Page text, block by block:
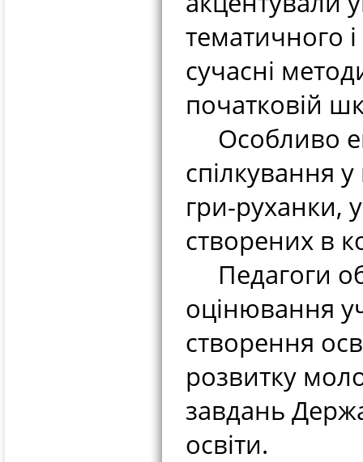
тематичного
сучасні
початковій
Особливо
спілкування у
гри-руханки,
створених в
Педагоги
оцінювання
створення
розвитку
завдань
освіти.